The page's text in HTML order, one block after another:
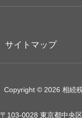
サイトマップ
Copyright © 2026 相続
〒103-0028 東京都中央